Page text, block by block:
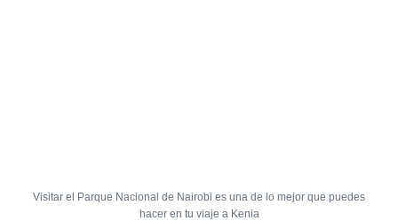
Visitar el Parque Nacional de Nairobi es una de lo mejor que puedes
hacer en tu viaje a Kenia